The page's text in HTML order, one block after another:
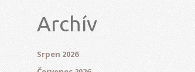
Archív
Srpen 2026